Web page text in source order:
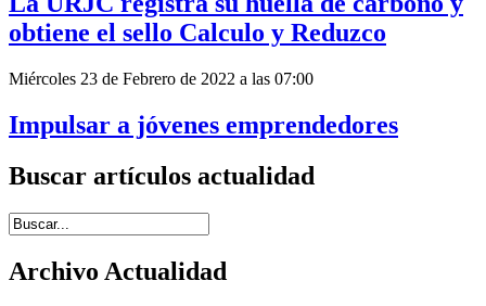
obtiene el sello Calculo y Reduzco
Miércoles 23 de Febrero de 2022 a las 07:00
Impulsar a jóvenes emprendedores
Buscar artículos actualidad
Introduce términos de búsqueda
Archivo Actualidad